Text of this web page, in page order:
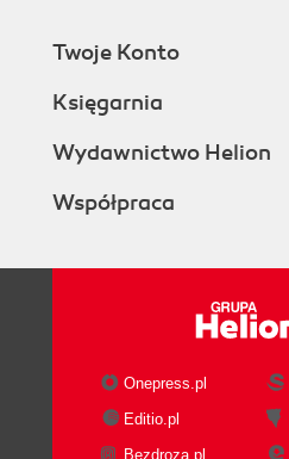
Twoje Konto
Księgarnia
Wydawnictwo Helion
Współpraca
Onepress.pl
Editio.pl
Bezdroza.pl